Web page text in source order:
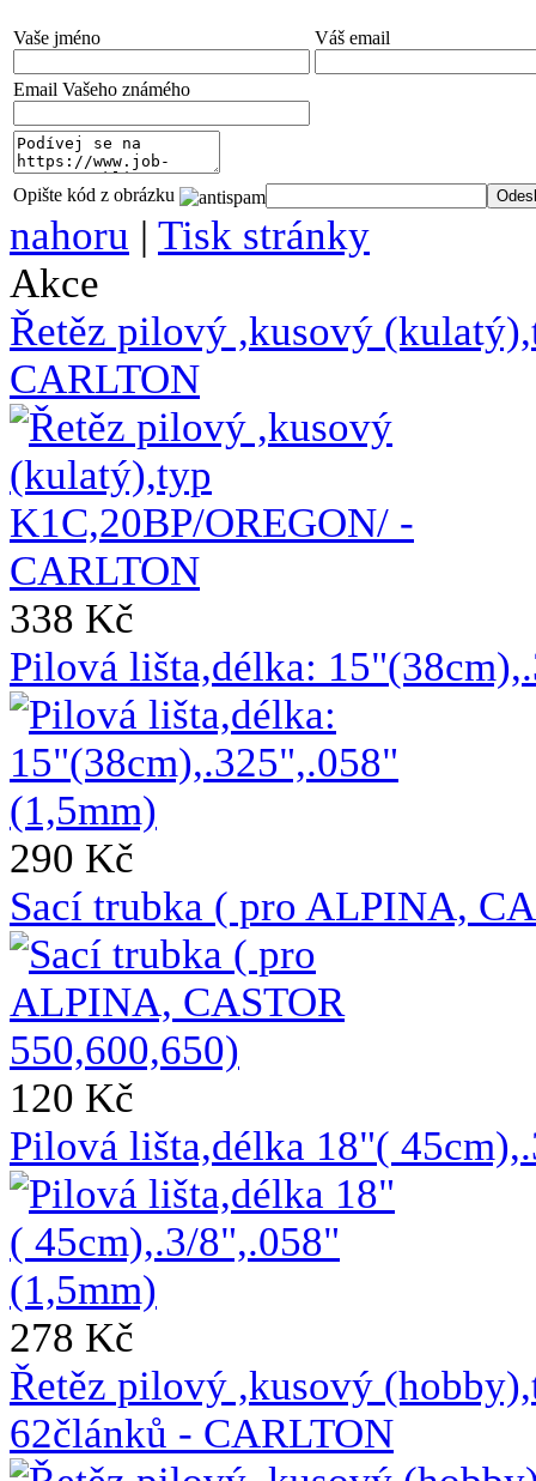
Vaše jméno Váš email
Email Vašeho známého
Opište kód z obrázku
nahoru | Tisk stránky
Akce
Řetěz pilový ,kusový
CARLTON
338 Kč
Pilová lišta,délka:
290 Kč
Sací trubka ( pro ALPINA,
120 Kč
Pilová lišta,délka 18"(
278 Kč
Řetěz pilový ,kusový
62článků - CARLTON